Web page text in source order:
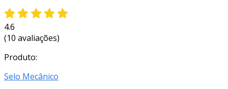
4.6
(10 avaliações)
Produto:
Selo Mecânico